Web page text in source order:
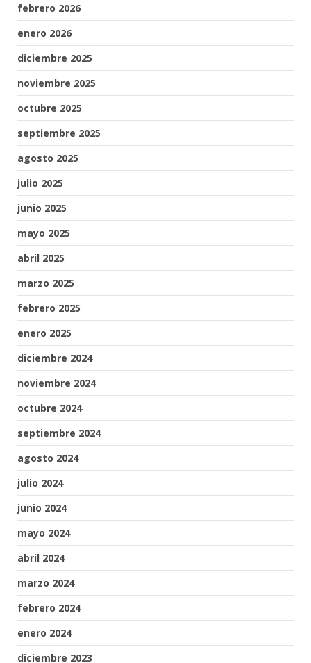
febrero 2026
enero 2026
diciembre 2025
noviembre 2025
octubre 2025
septiembre 2025
agosto 2025
julio 2025
junio 2025
mayo 2025
abril 2025
marzo 2025
febrero 2025
enero 2025
diciembre 2024
noviembre 2024
octubre 2024
septiembre 2024
agosto 2024
julio 2024
junio 2024
mayo 2024
abril 2024
marzo 2024
febrero 2024
enero 2024
diciembre 2023